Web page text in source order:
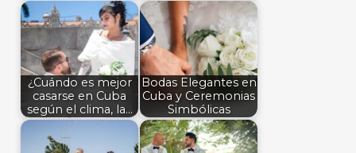
¿Cuándo es mejor
casarse en Cuba
según el clima, la…
Bodas Elegantes en
Cuba y Ceremonias
Simbólicas